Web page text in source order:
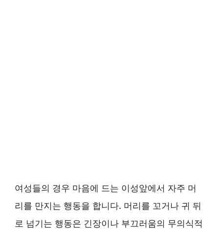
여성들의 경우 마음에 드는 이성앞에서 자주 머
리를 만지는 행동을 합니다. 머리를 꼬거나 귀 뒤
로 넘기는 행동은 긴장이나 부끄러움의 무의식적